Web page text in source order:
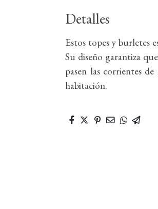
Detalles
Estos topes y burletes
Su diseño garantiza
pasen las corrientes
habitación.